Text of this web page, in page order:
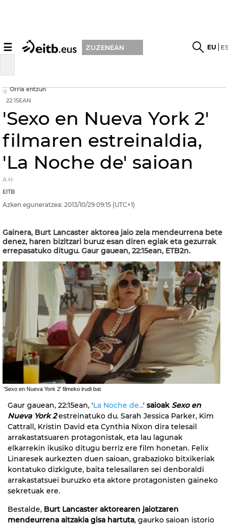
☰ ZUZENEAN EU
Orria entzun
22:15EAN
'Sexo en Nueva York 2'
filmaren estreinaldia,
'La Noche de' saioan
A.H.
EITB
Azken eguneratzea: 2013/10/29 09:15 (UTC+1)
Gainera, Burt Lancaster aktorea jaio zela mendeurrena bete
denez, haren bizitzari buruz esan diren egiak eta gezurrak
errepasatuko ditugu. Gaur gauean, 22:15ean, ETB2n.
'Sexo en Nueva York 2' filmeko irudi bat
Gaur gauean, 22:15ean, 'La Noche de...' saioak Sexo en
Nueva York 2estreinatuko du. Sarah Jessica Parker, Kim
Cattrall, Kristin David eta Cynthia Nixon dira telesail
arrakastatsuaren protagonistak, eta lau lagunak
elkarrekin ikusiko ditugu berriz ere film honetan. Felix
Linaresek aurkezten duen saioan, grabazioko bitxikeriak
kontatuko dizkigute, baita telesailaren sei denboraldi
arrakastatsuei buruzko eta aktore protagonisten gaineko
sekretuak ere.
Bestalde, Burt Lancaster aktorearen jaiotzaren
mendeurrena aitzakia gisa hartuta, gaurko saioan istorio